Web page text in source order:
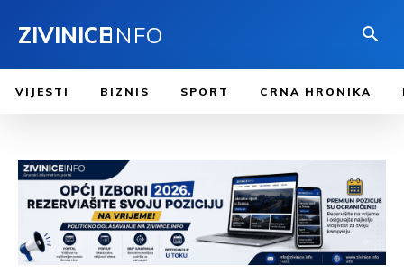
ZIVINICEINFO
VIJESTI BIZNIS SPORT CRNA HRONIKA